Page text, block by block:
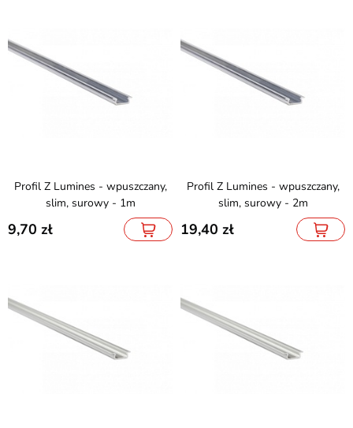
Profil Z Lumines - wpuszczany,
slim, surowy - 1m
9,70
Profil Z Lumines - wpuszczany,
slim, surowy - 2m
19,40